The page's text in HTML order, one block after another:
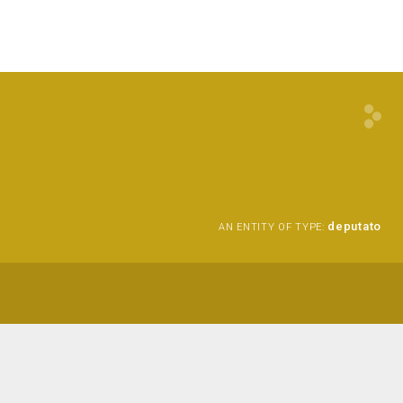
AN ENTITY OF TYPE: deputato